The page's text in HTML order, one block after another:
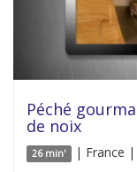
Péché
de noix
26 min' | France |